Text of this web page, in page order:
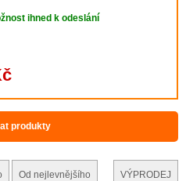
chutných pokrmů. ..
ihned k odeslání
produkty
Od nejlevnějšího VÝPRODEJ